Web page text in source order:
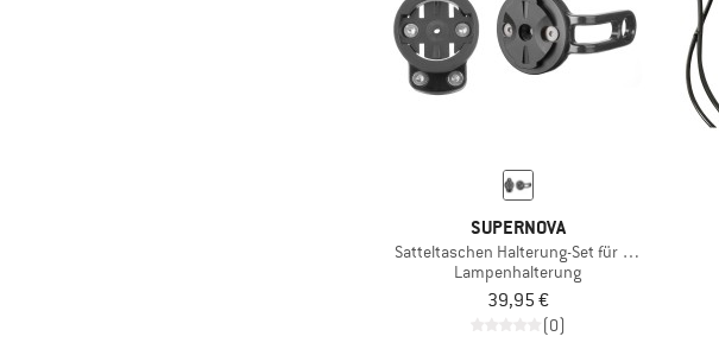
SUPERNOVA
Satteltaschen Halterung-Set für Redstream Pro
Lampenhalterung
39,95 €
(0)